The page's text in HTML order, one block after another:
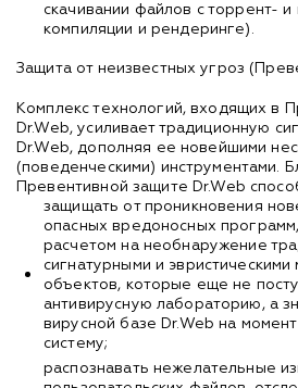
скачивании файлов с торрент-
компиляции и рендеринге).
Защита от неизвестных угроз
Комплекс технологий, входящих в
Dr.Web, усиливает традиционную
Dr.Web, дополняя ее новейшими
(поведенческими) инструментами.
Превентивной защите Dr.Web
защищать от проникновения
опасных вредоносных
расчетом на необнаружение
сигнатурными и
объектов, которые еще не
антивирусную лабораторию, а
вирусной базе Dr.Web на
систему;
распознавать нежелательные